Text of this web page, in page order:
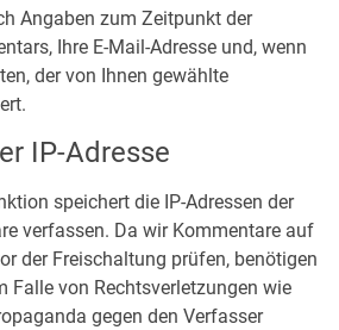
Angaben zum Zeitpunkt der
Ihre E-Mail-Adresse und, wenn
der von Ihnen gewählte
IP-Adresse
speichert die IP-Adressen der
verfassen. Da wir Kommentare auf
der Freischaltung prüfen, benötigen
Falle von Rechtsverletzungen wie
gegen den Verfasser